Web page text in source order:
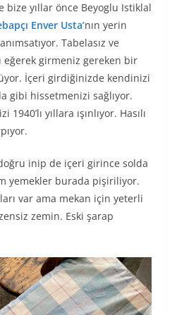
yıllar önce Beyoglu Istiklal
Enver Usta’nın yerin
Tabelasız ve
eğerek girmeniz gereken bir
İçeri girdiğinizde kendinizi
gibi hissetmenizi sağlıyor.
yıllara ışınlıyor. Hasılı
inip de içeri girince solda
yemekler burada pişiriliyor.
var ama mekan için yeterli
zemin. Eski şarap